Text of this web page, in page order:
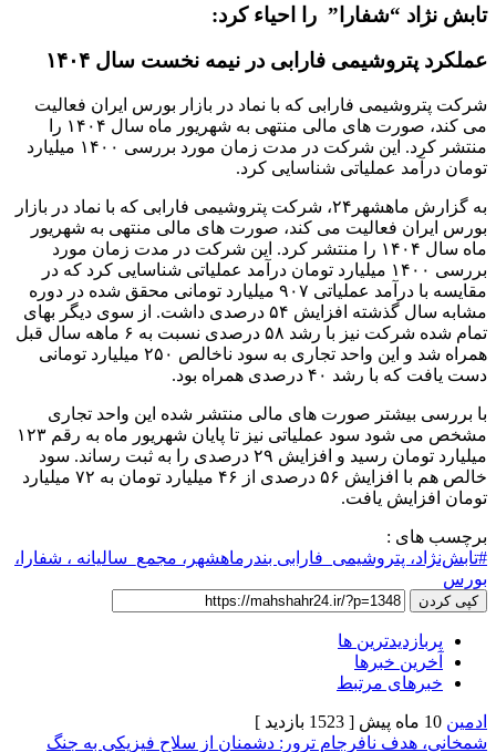
“شفارا” را احیاء کرد:
فارابی در نیمه نخست سال ۱۴۰۴
فارابی که با نماد در بازار بورس ایران فعالیت
می کند، صورت های مالی منتهی به شهریور ماه سال ۱۴۰۴ را
منتشر کرد. این شرکت در مدت زمان مورد بررسی ۱۴۰۰ میلیارد
عملیاتی شناسایی کرد.
به گزارش ماهشهر۲۴، شرکت پتروشیمی فارابی که با نماد در بازار
فعالیت می کند، صورت های مالی منتهی به شهریور
ماه سال ۱۴۰۴ را منتشر کرد. این شرکت در مدت زمان مورد
بررسی ۱۴۰۰ میلیارد تومان درآمد عملیاتی شناسایی کرد که در
مقایسه با درآمد عملیاتی ۹۰۷ میلیارد تومانی محقق شده در دوره
مشابه سال گذشته افزایش ۵۴ درصدی داشت. از سوی دیگر بهای
تمام شده شرکت نیز با رشد ۵۸ درصدی نسبت به ۶ ماهه سال قبل
همراه شد و این واحد تجاری به سود ناخالص ۲۵۰ میلیارد تومانی
۴۰ درصدی همراه بود.
صورت های مالی منتشر شده این واحد تجاری
مشخص می شود سود عملیاتی نیز تا پایان شهریور ماه به رقم ۱۲۳
میلیارد تومان رسید و افزایش ۲۹ درصدی را به ثبت رساند. سود
خالص هم با افزایش ۵۶ درصدی از ۴۶ میلیارد تومان به ۷۲ میلیارد
یافت.
:
پتروشیمی_فارابی بندرماهشهر، مجمع_سالیانه ، شفارا،
ها
خبرها
مرتبط
[ 1523 بازدید ]
نافرجام ترور: دشمنان از سلاح فیزیکی به جنگ